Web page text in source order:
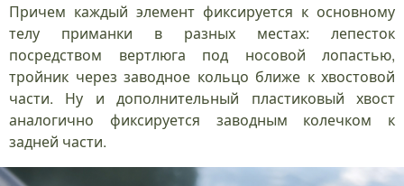
Причем каждый элемент фиксируется к основному
телу приманки в разных местах: лепесток
посредством вертлюга под носовой лопастью,
тройник через заводное кольцо ближе к хвостовой
части. Ну и дополнительный пластиковый хвост
аналогично фиксируется заводным колечком к
задней части.